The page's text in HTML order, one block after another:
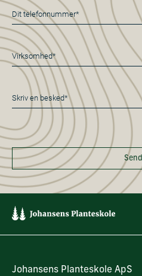
Telefon
*
Virksomhed*
*
Besked
*
Send
Johansens Planteskole ApS